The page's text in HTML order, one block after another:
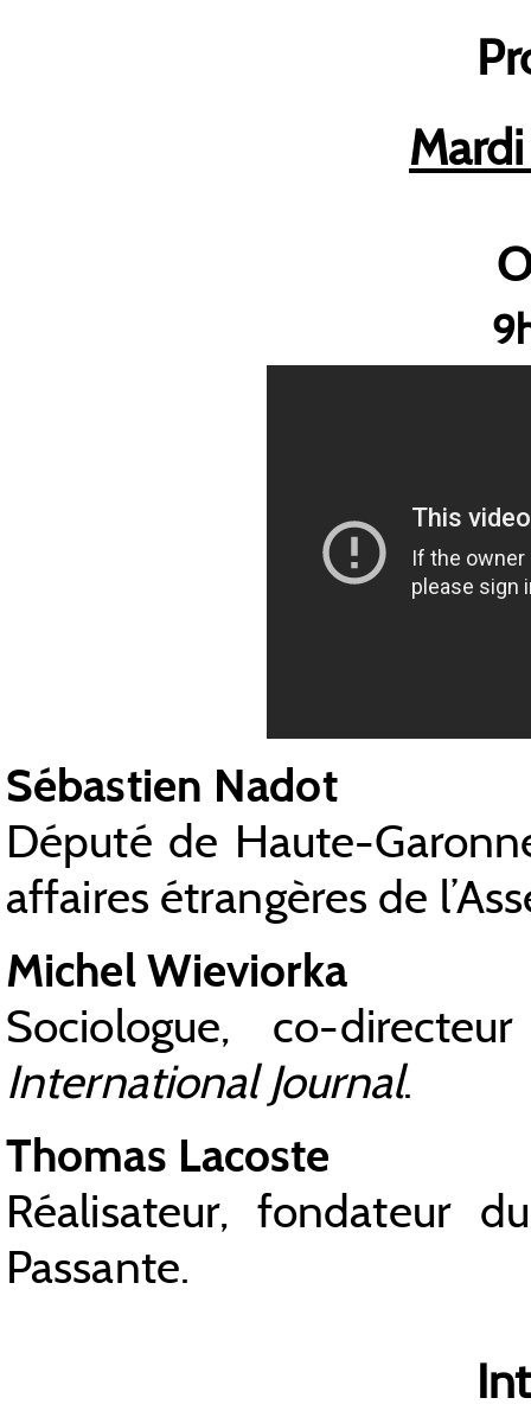
Sébastien Nadot
Député de Haute-
affaires étrangères de
Michel Wieviorka
Sociologue, co-
International Journal.
Thomas Lacoste
Réalisateur, fondateur
Passante.